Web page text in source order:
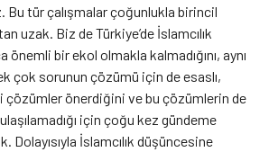
tür çalışmalar çoğunlukla birincil
uzak. Biz de Türkiye’de İslamcılık
önemli bir ekol olmakla kalmadığını, aynı
çok sorunun çözümü için de esaslı,
önerdiğini ve bu çözümlerin de
için çoğu kez gündeme
Dolayısıyla İslamcılık düşüncesine